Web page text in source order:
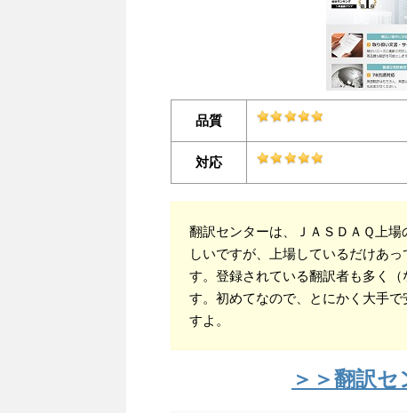
品質
対応
翻訳センターは、ＪＡＳＤＡＱ上
しいですが、上場しているだけあ
す。登録されている翻訳者も多く
す。初めてなので、とにかく大手
すよ。
＞＞翻訳